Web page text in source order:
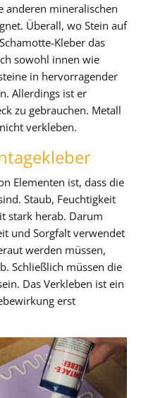
anderen mineralischen
Überall, wo Stein auf
Kleber das
sowohl innen wie
in hervorragender
Allerdings ist er
zu gebrauchen. Metall
verkleben.
Elementen ist, dass die
Staub, Feuchtigkeit
stark herab. Darum
und Sorgfalt verwendet
werden müssen,
Schließlich müssen die
Das Verkleben ist ein
erst